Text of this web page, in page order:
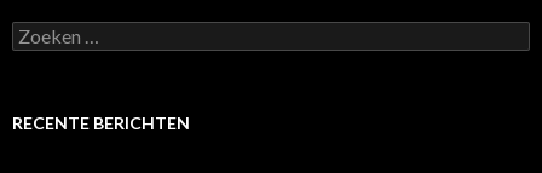
Z
o
e
RECENTE BERICHTEN